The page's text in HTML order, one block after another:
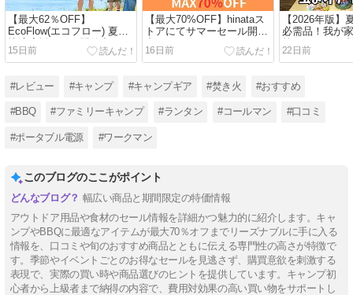
【最大62％OFF】
EcoFlow(エコフロー) 夏の
快適応援セール開催中！お
すすめ商品・お得情報総ま
15日前
【最大70%OFF】hinataス
トアにてサマーセール開催
中！おすすめアウトドア・
キャンプ用品総まとめ！
16日前
【2026年版】
必需品！我が
策＆おすすめ
ム！
22日前
#レビュー #キャンプ #キャンプギア #焚き火 #おすすめ
#BBQ #ファミリーキャンプ #ランタン #コールマン #口コミ
#ポータブル電源 #ワークマン
このブログのここがポイント
幅広い商品と期間限定の特価情報
アウトドア用品や食材のセール情報を詳細かつ魅力的に紹介します。キャ
ンプやBBQに最適なアイテムが最大70％オフまでリーズナブルに手に入る
情報を、口コミや旬のおすすめ商品とともに伝える専門性の高さが特徴で
す。季節やイベントごとのお得なセールを見逃さず、購買意欲を刺激する
表現で、実際の買い時や商品選びのヒントを提供しています。キャンプ初
心者から上級者まで納得の内容で、費用対効果の高い買い物をサポートし